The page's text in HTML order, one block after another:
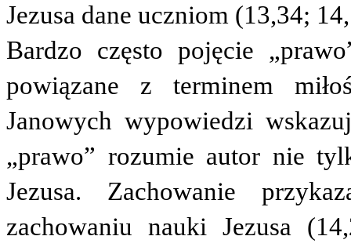
Jezusa dane uczniom (13,34;
Bardzo często pojęcie
powiązane z terminem
Janowych wypowiedzi
„prawo” rozumie autor nie
Jezusa. Zachowanie
zachowaniu nauki Jezusa